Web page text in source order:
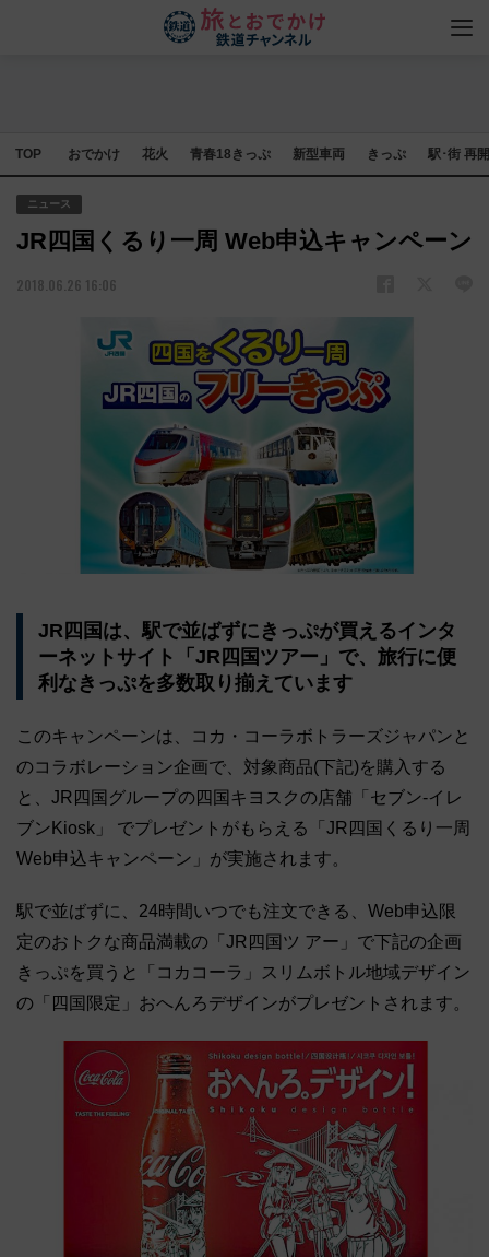
TOP おでかけ 花火 青春18きっぷ 新型車両 きっぷ 駅･街 再
ニュース
JR四国くるり一周 Web申込キャンペーン
2018.06.26 16:06
JR四国は、駅で並ばずにきっぷが買えるインタ
ーネットサイト「JR四国ツアー」で、旅行に便
利なきっぷを多数取り揃えています
このキャンペーンは、コカ・コーラボトラーズジャパンと
のコラボレーション企画で、対象商品(下記)を購入する
と、JR四国グループの四国キヨスクの店舗「セブン-イレ
ブンKiosk」 でプレゼントがもらえる「JR四国くるり一周
Web申込キャンペーン」が実施されます。
駅で並ばずに、24時間いつでも注文できる、Web申込限
定のおトクな商品満載の「JR四国ツ アー」で下記の企画
きっぷを買うと「コカコーラ」スリムボトル地域デザイン
の「四国限定」おへんろデザインがプレゼントされます。